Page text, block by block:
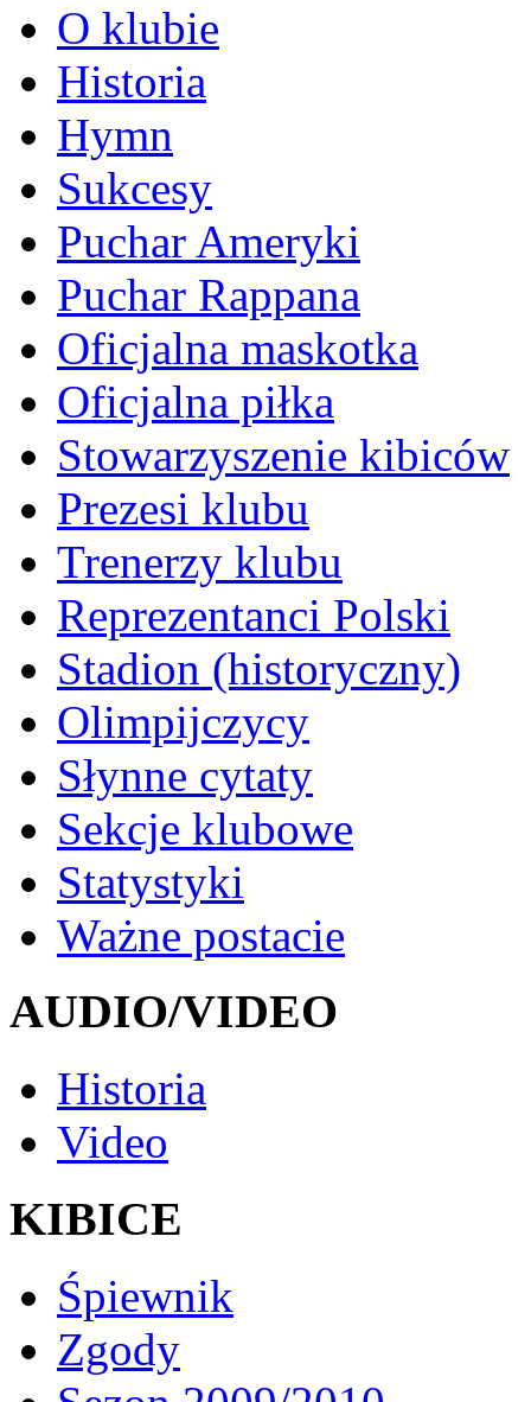
O klubie
Historia
Hymn
Sukcesy
Puchar Ameryki
Puchar Rappana
Oficjalna maskotka
Oficjalna piłka
Stowarzyszenie kibiców
Prezesi klubu
Trenerzy klubu
Reprezentanci Polski
Stadion (historyczny)
Olimpijczycy
Słynne cytaty
Sekcje klubowe
Statystyki
Ważne postacie
AUDIO/VIDEO
Historia
Video
KIBICE
Śpiewnik
Zgody